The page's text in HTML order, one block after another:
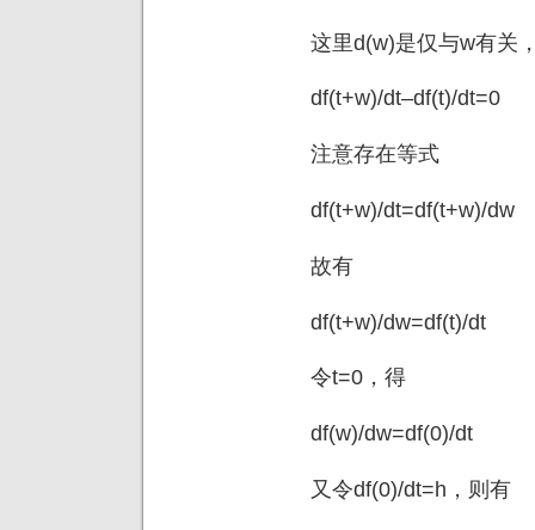
这里d(w)是仅与w有关
df(t+w)/dt–df(t)/dt=0
注意存在等式
df(t+w)/dt=df(t+w)/dw
故有
df(t+w)/dw=df(t)/dt
令t=0，得
df(w)/dw=df(0)/dt
又令df(0)/dt=h，则有